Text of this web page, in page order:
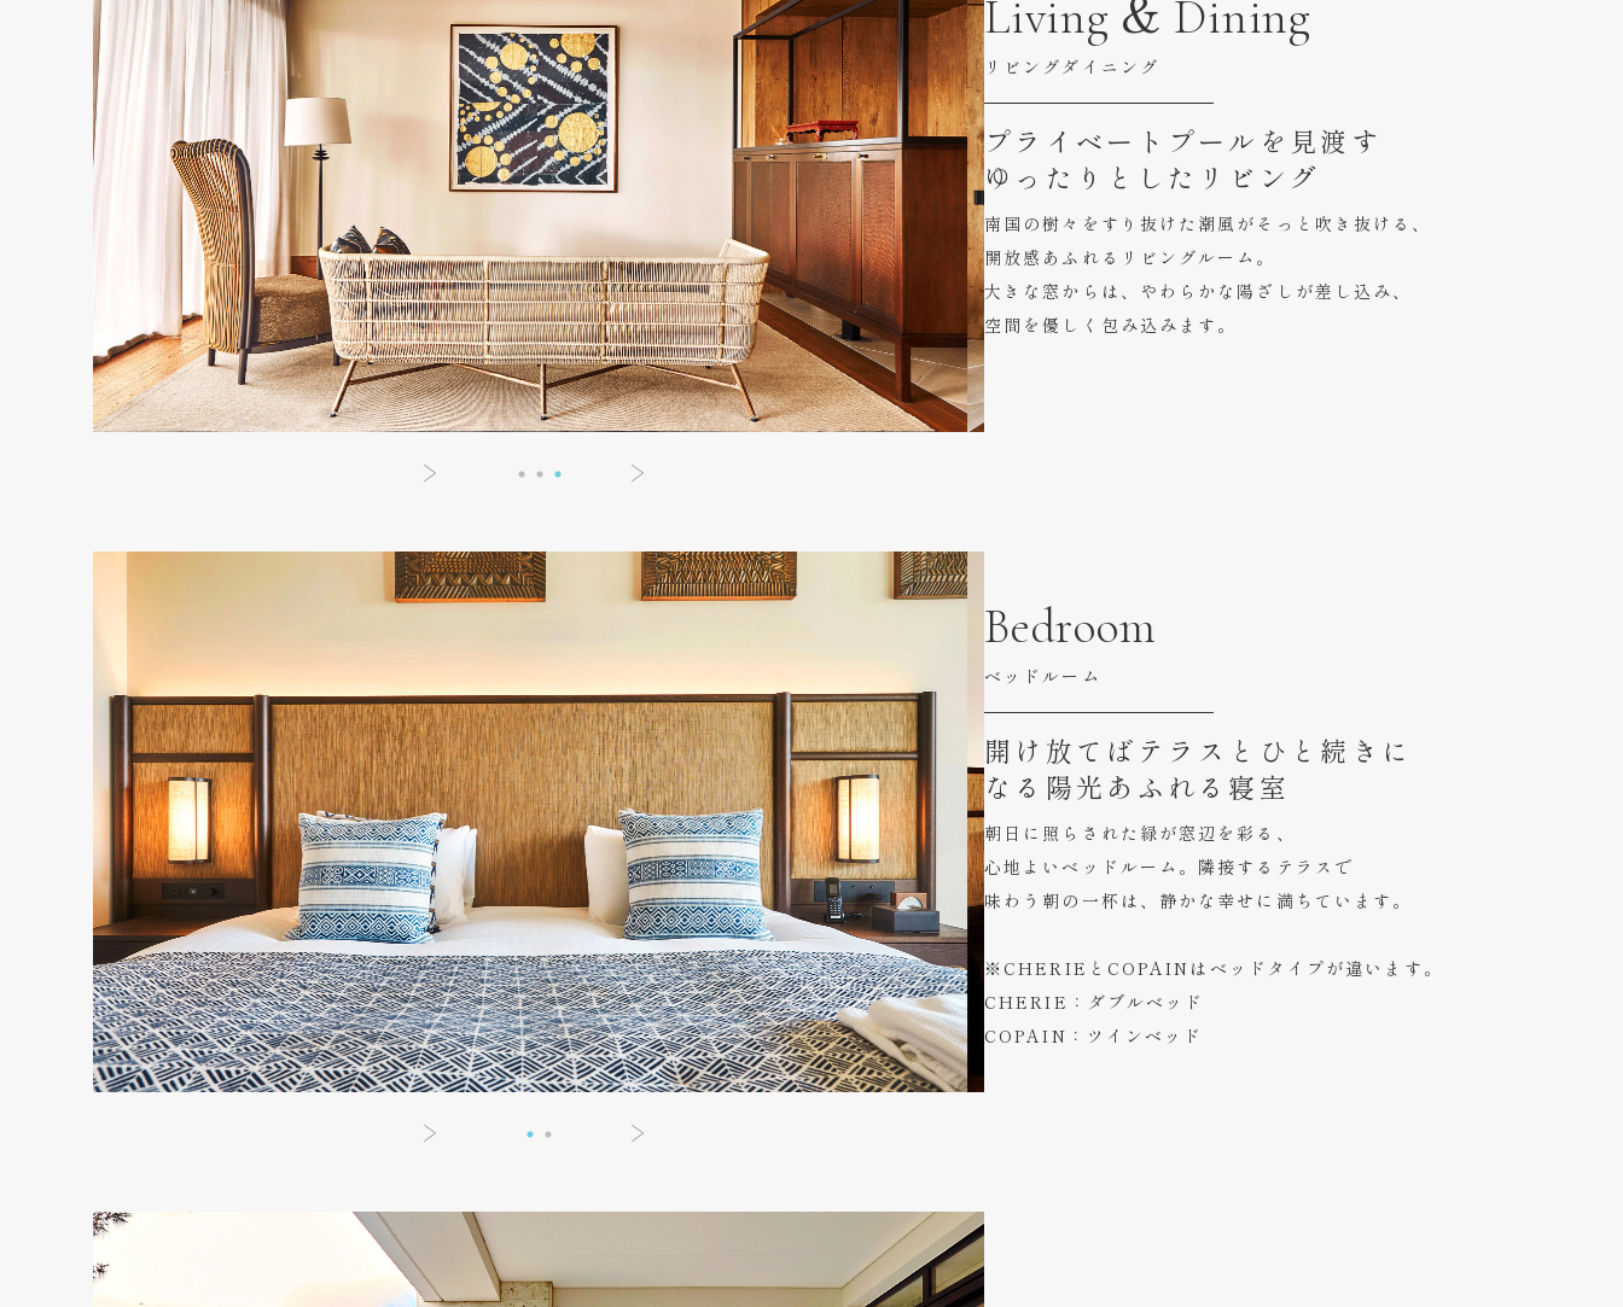
Living & Dining
リビングダイニング
プライベートプールを見渡す
ゆったりとしたリビング
南国の樹々をすり抜けた潮風がそっと吹き抜ける、
開放感あふれるリビングルーム。
大きな窓からは、やわらかな陽ざしが差し込み、
空間を優しく包み込みます。
Bedroom
ベッドルーム
開け放てばテラスとひと続きに
なる陽光あふれる寝室
朝日に照らされた緑が窓辺を彩る、
心地よいベッドルーム。隣接するテラスで
味わう朝の一杯は、静かな幸せに満ちています。
※CHERIEとCOPAINはベッドタイプが違います。
CHERIE：ダブルベッド
COPAIN：ツインベッド